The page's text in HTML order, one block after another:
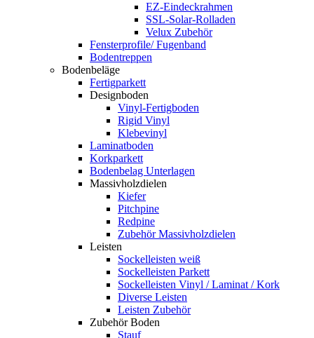
EZ-Eindeckrahmen
SSL-Solar-Rolladen
Velux Zubehör
Fensterprofile/ Fugenband
Bodentreppen
Bodenbeläge
Fertigparkett
Designboden
Vinyl-Fertigboden
Rigid Vinyl
Klebevinyl
Laminatboden
Korkparkett
Bodenbelag Unterlagen
Massivholzdielen
Kiefer
Pitchpine
Redpine
Zubehör Massivholzdielen
Leisten
Sockelleisten weiß
Sockelleisten Parkett
Sockelleisten Vinyl / Laminat / Kork
Diverse Leisten
Leisten Zubehör
Zubehör Boden
Stauf